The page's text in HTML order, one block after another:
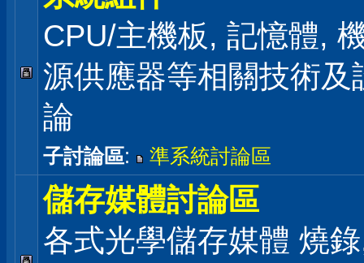
CPU/主機板, 記憶體,
源供應器等相關技術及
論
子討論區: 準系統討論區
儲存媒體討論區
各式光學儲存媒體 燒